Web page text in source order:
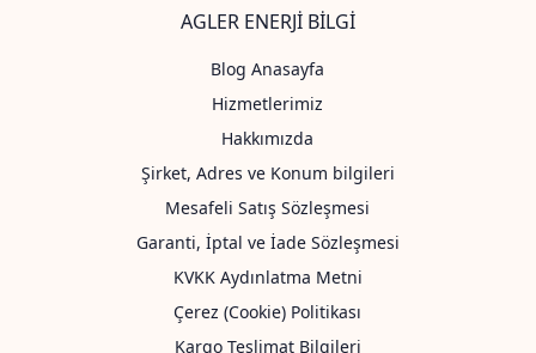
AGLER ENERJİ BİLGİ
Blog Anasayfa
Hizmetlerimiz
Hakkımızda
Şirket, Adres ve Konum bilgileri
Mesafeli Satış Sözleşmesi
Garanti, İptal ve İade Sözleşmesi
KVKK Aydınlatma Metni
Çerez (Cookie) Politikası
Kargo Teslimat Bilgileri